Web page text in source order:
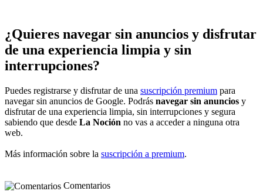
¿Quieres navegar sin anuncios y disfrutar
de una experiencia limpia y sin
interrupciones?
Puedes registrarse y disfrutar de una suscripción premium para
navegar sin anuncios de Google. Podrás navegar sin anuncios y
disfrutar de una experiencia limpia, sin interrupciones y segura
sabiendo que desde La Noción no vas a acceder a ninguna otra
web.
Más información sobre la suscripción a premium.
Comentarios